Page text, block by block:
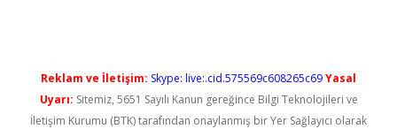
Reklam ve İletişim: Skype: live:.cid.575569c608265c69Yasal
Uyarı: Sitemiz, 5651 Sayılı Kanun gereğince Bilgi Teknolojileri ve
İletişim Kurumu (BTK) tarafından onaylanmış bir Yer Sağlayıcı olarak